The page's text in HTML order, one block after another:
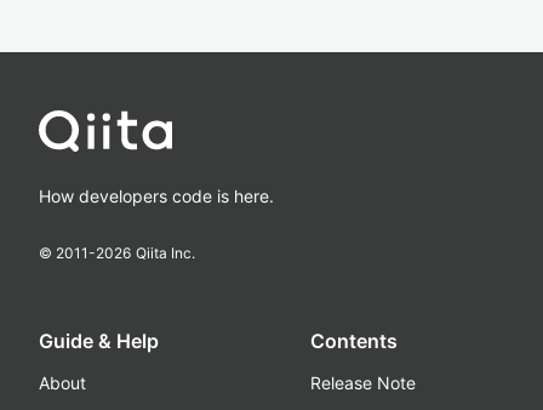
How developers code is here.
© 2011-2026 Qiita Inc.
Guide & Help
About
Contents
Release Note